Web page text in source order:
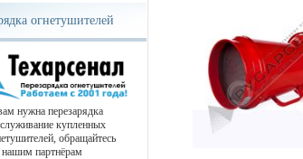
огнетушителей
нужна перезарядка
купленных
обращайтесь
нашим партнёрам